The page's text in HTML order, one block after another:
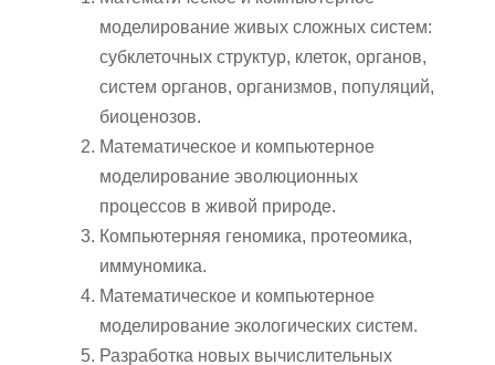
моделирование живых сложных систем:
субклеточных структур, клеток, органов,
систем органов, организмов, популяций,
биоценозов.
Математическое и компьютерное
моделирование эволюционных
процессов в живой природе.
Компьютерняя геномика, протеомика,
иммуномика.
Математическое и компьютерное
моделирование экологических систем.
Разработка новых вычислительных